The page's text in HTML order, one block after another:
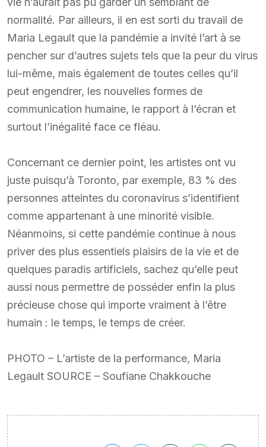
normalité. Par ailleurs, il en est sorti du travail de
Maria Legault que la pandémie a invité l’art à se
pencher sur d’autres sujets tels que la peur du virus
lui-même, mais également de toutes celles qu’il
peut engendrer, les nouvelles formes de
communication humaine, le rapport à l’écran et
surtout l’inégalité face ce fléau.
Concernant ce dernier point, les artistes ont vu
juste puisqu’à Toronto, par exemple, 83 % des
personnes atteintes du coronavirus s’identifient
comme appartenant à une minorité visible.
Néanmoins, si cette pandémie continue à nous
priver des plus essentiels plaisirs de la vie et de
quelques paradis artificiels, sachez qu’elle peut
aussi nous permettre de posséder enfin la plus
précieuse chose qui importe vraiment à l’être
humain : le temps, le temps de créer.
PHOTO – L’artiste de la performance, Maria
Legault SOURCE – Soufiane Chakkouche